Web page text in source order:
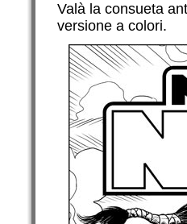
Valà la consueta
versione a colori.